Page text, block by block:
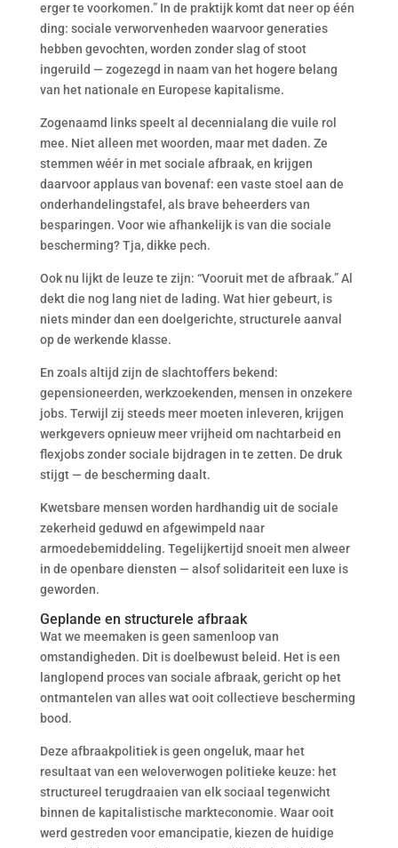
erger te voorkomen.” In de praktijk komt dat neer op één
ding: sociale verworvenheden waarvoor generaties
hebben gevochten, worden zonder slag of stoot
ingeruild — zogezegd in naam van het hogere belang
van het nationale en Europese kapitalisme.
Zogenaamd links speelt al decennialang die vuile rol
mee. Niet alleen met woorden, maar met daden. Ze
stemmen wéér in met sociale afbraak, en krijgen
daarvoor applaus van bovenaf: een vaste stoel aan de
onderhandelingstafel, als brave beheerders van
besparingen. Voor wie afhankelijk is van die sociale
bescherming? Tja, dikke pech.
Ook nu lijkt de leuze te zijn: “Vooruit met de afbraak.” Al
dekt die nog lang niet de lading. Wat hier gebeurt, is
niets minder dan een doelgerichte, structurele aanval
op de werkende klasse.
En zoals altijd zijn de slachtoffers bekend:
gepensioneerden, werkzoekenden, mensen in onzekere
jobs. Terwijl zij steeds meer moeten inleveren, krijgen
werkgevers opnieuw meer vrijheid om nachtarbeid en
flexjobs zonder sociale bijdragen in te zetten. De druk
stijgt — de bescherming daalt.
Kwetsbare mensen worden hardhandig uit de sociale
zekerheid geduwd en afgewimpeld naar
armoedebemiddeling. Tegelijkertijd snoeit men alweer
in de openbare diensten — alsof solidariteit een luxe is
geworden.
Geplande en structurele afbraak
Wat we meemaken is geen samenloop van
omstandigheden. Dit is doelbewust beleid. Het is een
langlopend proces van sociale afbraak, gericht op het
ontmantelen van alles wat ooit collectieve bescherming
bood.
Deze afbraakpolitiek is geen ongeluk, maar het
resultaat van een weloverwogen politieke keuze: het
structureel terugdraaien van elk sociaal tegenwicht
binnen de kapitalistische markteconomie. Waar ooit
werd gestreden voor emancipatie, kiezen de huidige